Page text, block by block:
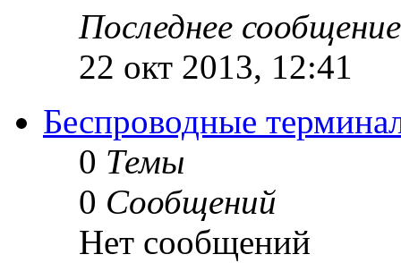
Последнее сообщение
22 окт 2013, 12:41
Беспроводные
0 Темы
0 Сообщений
Нет сообщений